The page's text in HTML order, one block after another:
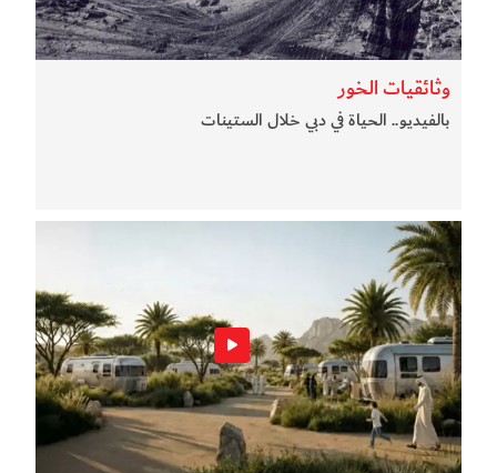
وثائقيات الخور
بالفيديو.. الحياة في دبي خلال الستينات